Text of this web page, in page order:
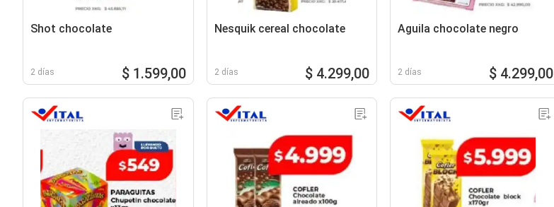
Shot chocolate
2 días $ 1.599,00
Nesquik cereal chocolate
2 días $ 4.299,00
Aguila chocolate negro
2 días $ 4.299,00